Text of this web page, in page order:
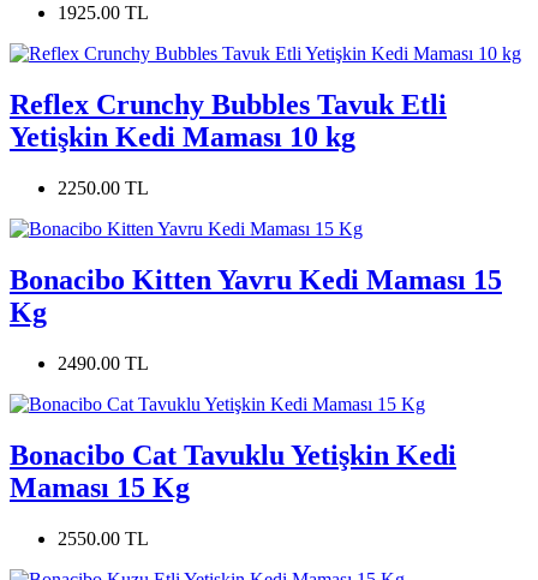
1925.00 TL
Reflex Crunchy Bubbles Tavuk Etli
Yetişkin Kedi Maması 10 kg
2250.00 TL
Bonacibo Kitten Yavru Kedi Maması 15
Kg
2490.00 TL
Bonacibo Cat Tavuklu Yetişkin Kedi
Maması 15 Kg
2550.00 TL